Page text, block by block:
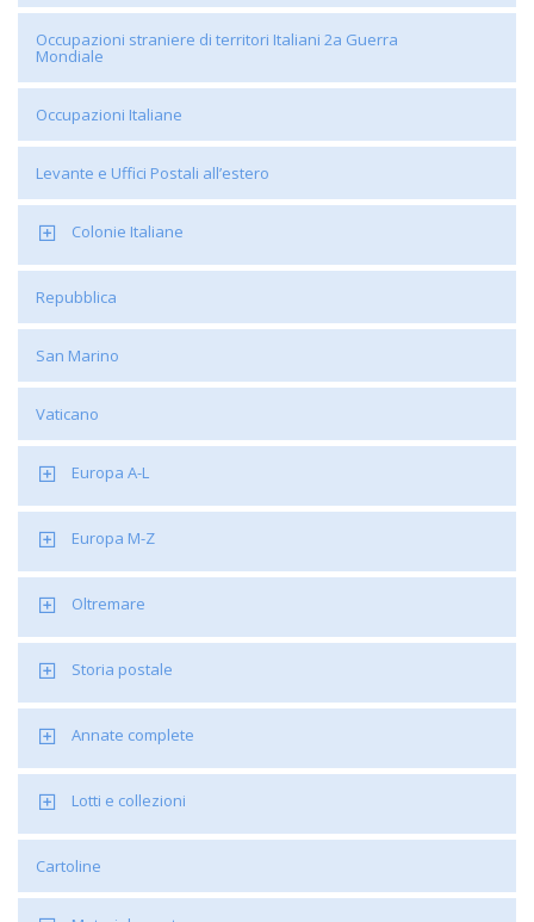
Occupazioni straniere di territori Italiani 2a Guerra
Mondiale
Occupazioni Italiane
Levante e Uffici Postali all’estero
Colonie Italiane
Repubblica
San Marino
Vaticano
Europa A-L
Europa M-Z
Oltremare
Storia postale
Annate complete
Lotti e collezioni
Cartoline